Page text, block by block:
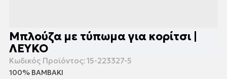
Μπλούζα με τύπωμα για κορίτσι |
ΛΕΥΚΟ
Κωδικός Προϊόντος: 15-223327-5
100% ΒΑΜΒΑΚΙ